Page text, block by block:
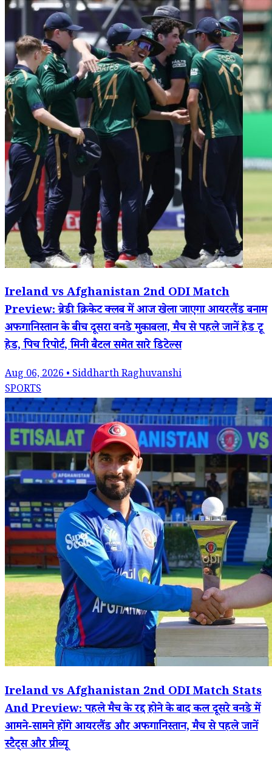
Ireland vs Afghanistan 2nd ODI Match
Preview: ब्रेडी क्रिकेट क्लब में आज खेला जाएगा आयरलैंड बनाम
अफगानिस्तान के बीच दूसरा वनडे मुकाबला, मैच से पहले जानें हेड टू
हेड, पिच रिपोर्ट, मिनी बैटल समेत सारे डिटेल्स
Aug 06, 2026 • Siddharth Raghuvanshi
SPORTS
Ireland vs Afghanistan 2nd ODI Match Stats
And Preview: पहले मैच के रद्द होने के बाद कल दूसरे वनडे में
आमने-सामने होंगे आयरलैंड और अफगानिस्तान, मैच से पहले जानें
स्टैट्स और प्रीव्यू